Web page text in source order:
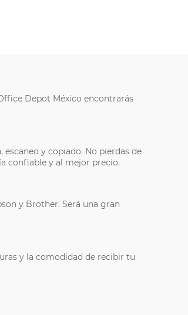
Depot México encontrarás
y copiado. No pierdas de
confiable y al mejor precio.
y Brother. Será una gran
y la comodidad de recibir tu